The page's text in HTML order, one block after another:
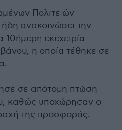
Πολιτειών
ανακοινώσει την
εκεχειρία
η οποία τέθηκε σε
σε απότομη πτώση
καθώς υποχώρησαν οι
της προσφοράς.